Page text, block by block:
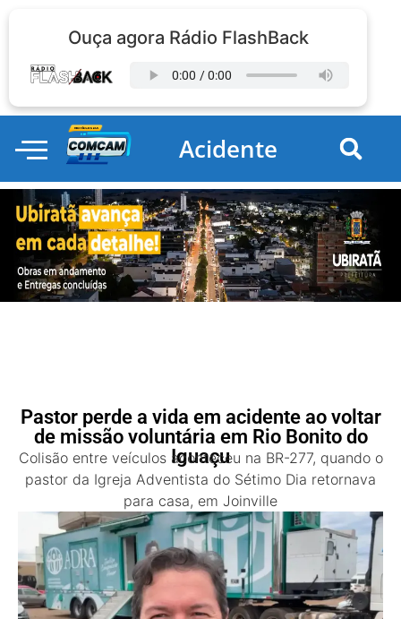
Ouça agora Rádio FlashBack
Acidente
Pastor perde a vida em acidente ao voltar
de missão voluntária em Rio Bonito do
Iguaçu
Colisão entre veículos aconteceu na BR-277, quando o
pastor da Igreja Adventista do Sétimo Dia retornava
para casa, em Joinville